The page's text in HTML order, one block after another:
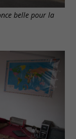
belle pour la